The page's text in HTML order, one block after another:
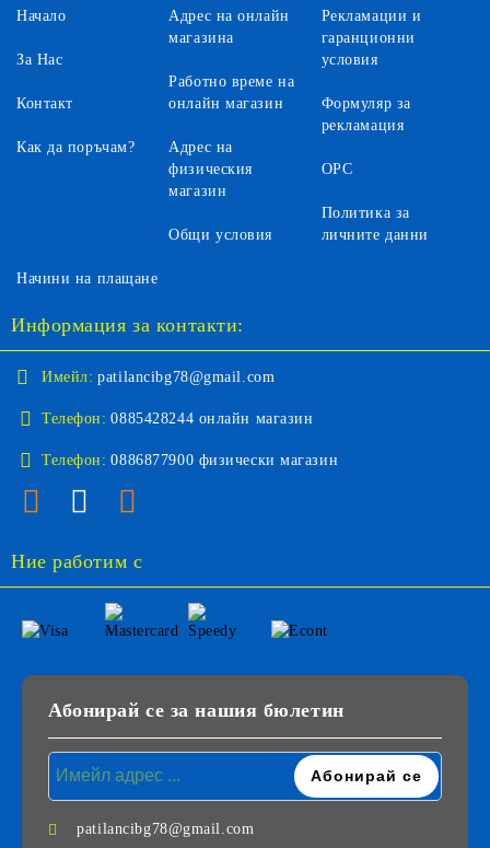
Начало
За Нас
Контакт
Как да поръчам?
Адрес на онлайн
магазина
Работно време на
онлайн магазин
Адрес на
физическия
магазин
Общи условия
Рекламации и
гаранционни
условия
Формуляр за
рекламация
ОРС
Политика за
личните данни
Начини на плащане
Информация за контакти:
Имейл: patilancibg78@gmail.com
Телефон: 0885428244 онлайн магазин
Телефон: 0886877900 физически магазин
Ние работим с
Абонирай се за нашия бюлетин
patilancibg78@gmail.com